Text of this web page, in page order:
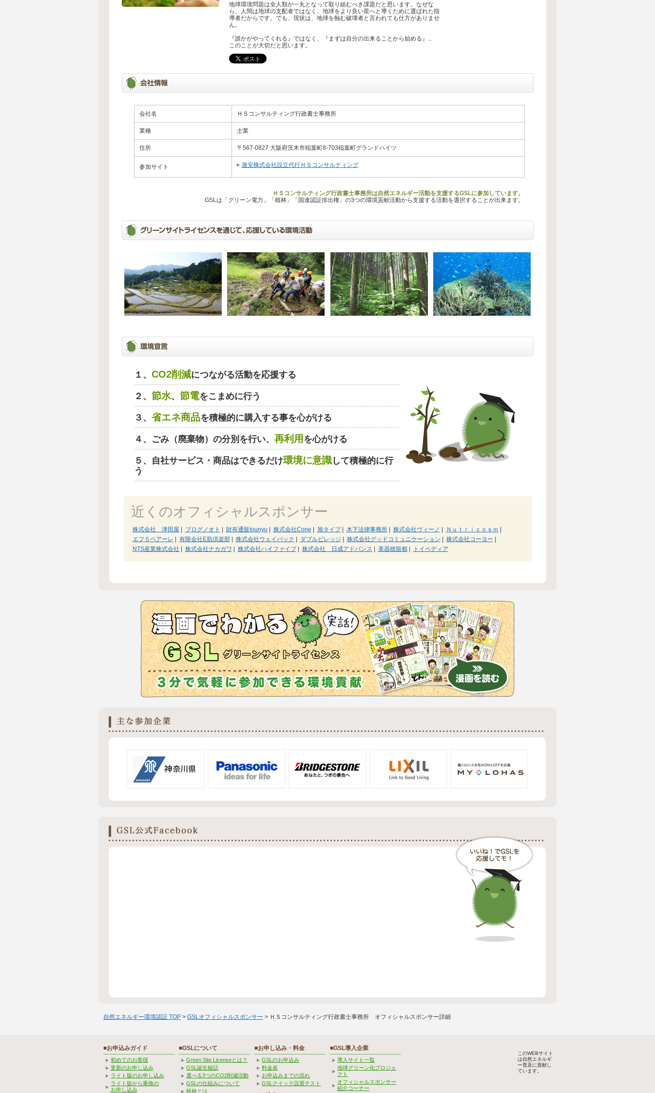
地球環境問題は全人類が一丸となって取り組むべき課題だと思います。なぜな
ら、人間は地球の支配者ではなく、地球をより良い星へと導くために選ばれた指
導者だからです。でも、現状は、地球を蝕む破壊者と言われても仕方がありませ
ん。
『誰かがやってくれる』ではなく、『まずは自分の出来ることから始める』...
このことが大切だと思います。
会社名 ＨＳコンサルティング行政書士事務所
業種 士業
住所 〒567-0827 大阪府茨木市稲葉町8-703稲葉町グランドハイツ
参加サイト 激安株式会社設立代行ＨＳコンサルティング
ＨＳコンサルティング行政書士事務所は自然エネルギー活動を支援するGSLに参加しています。
GSLは「グリーン電力」「植林」「国連認証排出権」の3つの環境貢献活動から支援する活動を選択することが出来ます。
１、 CO2削減につながる活動を応援する
２、 節水、 節電をこまめに行う
３、 省エネ商品を積極的に購入する事を心がける
４、ごみ（廃棄物）の分別を行い、 再利用 を心がける
５、自社サービス・商品はできるだけ環境に意識して積極的に行
う
近くのオフィシャルスポンサー
株式会社 津田屋 | ブログノオト | 財布通販tounyu | 株式会社Cone | 旭タイプ| 木下法律事務所| 株式会社ヴィーノ | Ｎｕｔｒｉｃｏｓｍ |
エフ５ベアーレ | 有限会社E肌倶楽部| 株式会社ウェイバック | ダブルビレッジ | 株式会社グッドコミュニケーション | 株式会社コーヨー |
NTS産業株式会社 | 株式会社ナカガワ | 株式会社ハイファイブ| 株式会社 日成アドバンス | 美器穂留都| トイペディア
自然エネルギー環境認証 TOP > GSLオフィシャルスポンサー > ＨＳコンサルティング行政書士事務所 オフィシャルスポンサー詳細
■お申込みガイド
初めてのお客様
更新のお申し込み
ライト版のお申し込み
ライト版から乗換の
お申し込み
■GSLについて
Green Site Licenseとは？
GSL誕生秘話
選べる3つのCO2削減活動
GSLの仕組みについて
植林とは
■お申し込み・料金
GSLのお申込み
料金表
お申込みまでの流れ
GSLクイック設置テスト
■GSL導入企業
導入サイト一覧
地球グリーン化プロジェ
クト
オフィシャルスポンサー
紹介コーナー
このWEBサイト
は自然エネルギ
ー普及に貢献し
ています。